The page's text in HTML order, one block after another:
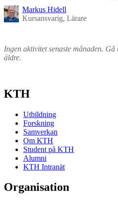
Markus Hidell
Kursansvarig, Lärare
Ingen aktivitet senaste månaden. Gå
äldre.
KTH
Utbildning
Forskning
Samverkan
Om KTH
Student på KTH
Alumni
KTH Intranät
Organisation